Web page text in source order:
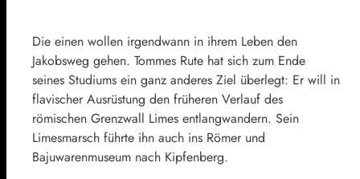
Die einen wollen irgendwann in ihrem Leben den
Jakobsweg gehen. Tommes Rute hat sich zum Ende
seines Studiums ein ganz anderes Ziel überlegt: Er will in
flavischer Ausrüstung den früheren Verlauf des
römischen Grenzwall Limes entlangwandern. Sein
Limesmarsch führte ihn auch ins Römer und
Bajuwarenmuseum nach Kipfenberg.